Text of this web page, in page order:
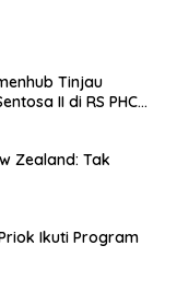
Tinjau
II di RS PHC
Zealand: Tak
Ikuti Program